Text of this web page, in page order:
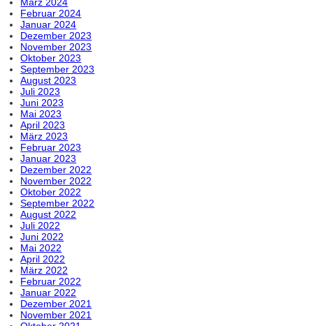
März 2024
Februar 2024
Januar 2024
Dezember 2023
November 2023
Oktober 2023
September 2023
August 2023
Juli 2023
Juni 2023
Mai 2023
April 2023
März 2023
Februar 2023
Januar 2023
Dezember 2022
November 2022
Oktober 2022
September 2022
August 2022
Juli 2022
Juni 2022
Mai 2022
April 2022
März 2022
Februar 2022
Januar 2022
Dezember 2021
November 2021